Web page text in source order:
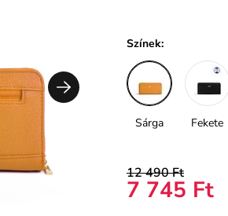
Színek:
Sárga Fekete
12 490 Ft
7 745 Ft